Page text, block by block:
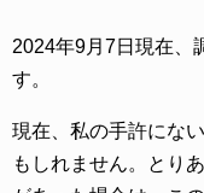
2024年9月7日現在、
す。
現在、私の手許にな
もしれません。とり